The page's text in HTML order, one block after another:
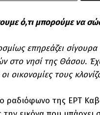
ό,τι μπορούμε να
επηρεάζει
στο νησί της Θάσου.
τους
ραδιόφωνο της ΕΡΤ